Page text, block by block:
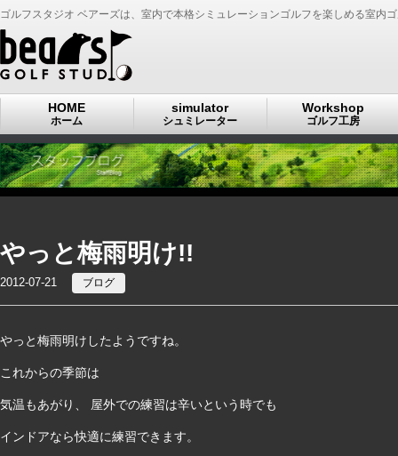
ゴルフスタジオ ベアーズは、室内で本格シミュレーションゴルフを楽しめる室内
HOME
ホーム
simulator
シュミレーター
Workshop
ゴルフ工房
やっと梅雨明け!!
2012-07-21 ブログ
やっと梅雨明けしたようですね。
これからの季節は
気温もあがり、 屋外での練習は辛いという時でも
インドアなら快適に練習できます。